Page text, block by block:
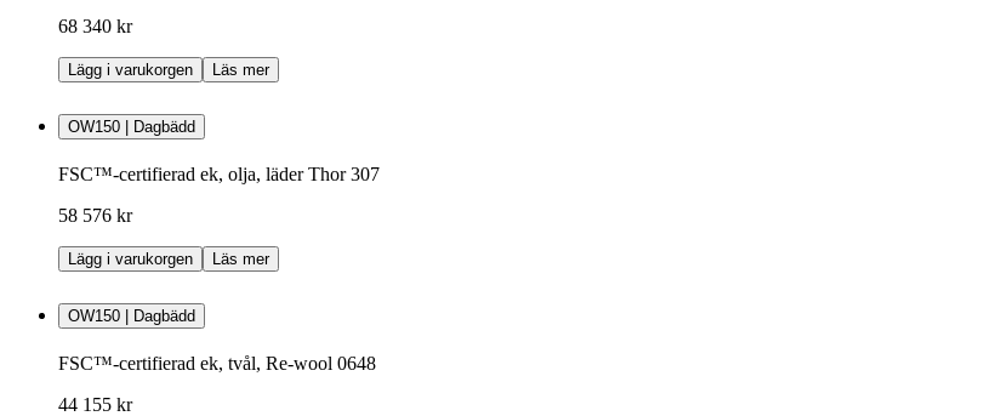
68 340 kr
Lägg i varukorgen Läs mer
OW150 | Dagbädd
FSC™-certifierad ek, olja, läder Thor 307
58 576 kr
Lägg i varukorgen Läs mer
OW150 | Dagbädd
FSC™-certifierad ek, tvål, Re-wool 0648
44 155 kr